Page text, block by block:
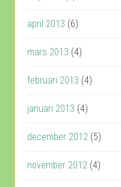
april 2013 (6)
mars 2013 (4)
februari 2013 (4)
januari 2013 (4)
december 2012 (5)
november 2012 (4)